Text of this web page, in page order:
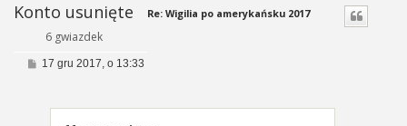
Konto usunięte
6 gwiazdek
Re: Wigilia po amerykańsku 2017
P17 gru 2017, o 13:33